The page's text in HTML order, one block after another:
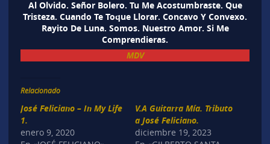
Al Olvido. Señor Bolero. Tu Me Acostumbraste. Que
Tristeza. Cuando Te Toque Llorar. Concavo Y Convexo.
Rayito De Luna. Somos. Nuestro Amor. Si Me
Comprendieras.
MDV
Relacionado
José Feliciano – In My Life
1.
enero 9, 2020
V.A Guitarra Mía. Tributo
a José Feliciano.
diciembre 19, 2023